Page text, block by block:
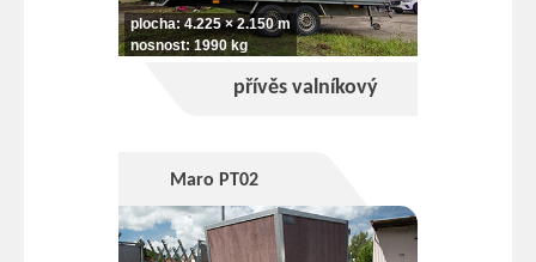
plocha: 4.225 × 2.150 m
nosnost: 1990 kg
přívěs valníkový
Maro PT02